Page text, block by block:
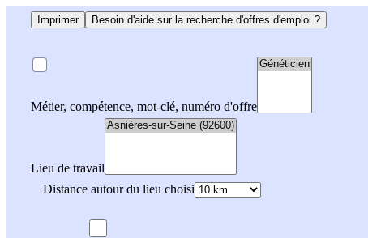
Imprimer Besoin d'aide sur la recherche d'offres d'emploi ?
Métier, compétence, mot-clé, numéro d'offre
Lieu de travail
Distance autour du lieu choisi